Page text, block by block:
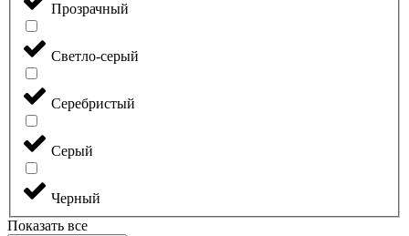
Прозрачный
Светло-серый
Серебристый
Серый
Черный
Показать все